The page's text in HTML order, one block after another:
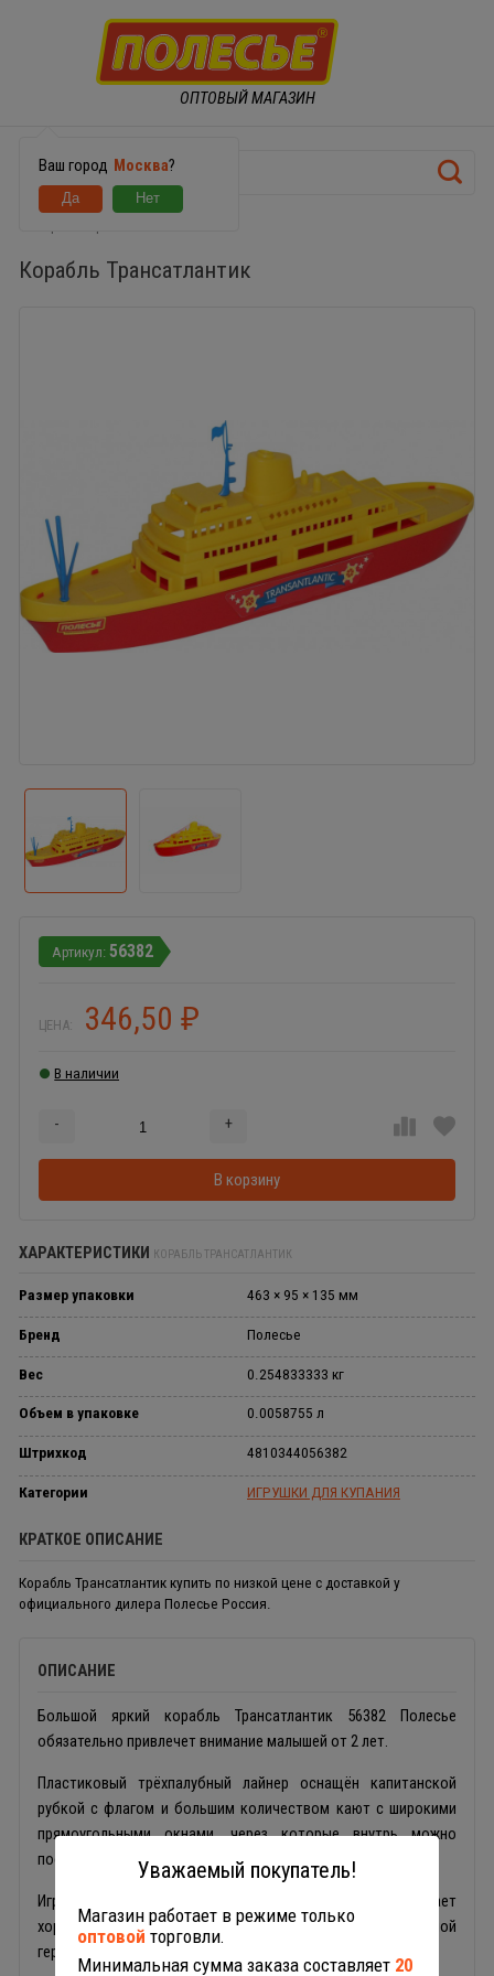
ОПТОВЫЙ МАГАЗИН
Ваш город Москва?
Корабль Трансатлантик
56382
ЦЕНА: 346,50 ₽
В наличии
- +
В корзину
ХАРАКТЕРИСТИКИ КОРАБЛЬ ТРАНСАТЛАНТИК
Размер упаковки 463 × 95 × 135 мм
Бренд Полесье
Вес 0.254833333 кг
Объем в упаковке 0.0058755 л
Штрихкод 4810344056382
Категории ИГРУШКИ ДЛЯ КУПАНИЯ
КРАТКОЕ ОПИСАНИЕ
Корабль Трансатлантик купить по низкой цене с доставкой у
официального дилера Полесье Россия.
ОПИСАНИЕ
Большой яркий корабль Трансатлантик 56382 Полесье
обязательно привлечет внимание малышей от 2 лет.
Пластиковый трёхпалубный лайнер оснащён капитанской
рубкой с флагом и большим количеством кают с широкими
прямоугольными окнами, через которые внутрь можно
посадить игрушечных пассажиров.
Игрушечный кораблик Полесье обладает
хорошей плавучестью и устойчивостью благодаря полой
герметичной конструкции корпуса и небольшому весу.
Уважаемый покупатель!
Магазин работает в режиме только
оптовой торговли.
Минимальная сумма заказа составляет 20